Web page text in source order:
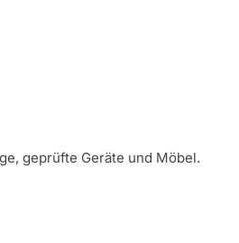
geprüfte Geräte und Möbel.